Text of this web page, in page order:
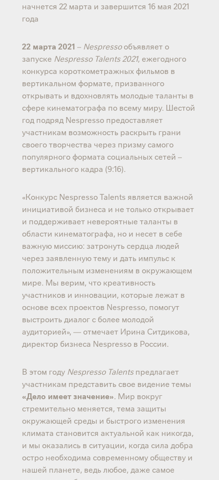
начнется 22 марта и завершится 16 мая 2021
года
22 марта 2021 – Nespressoобъявляет о
запуске Nespresso Talents 2021, ежегодного
конкурса короткометражных фильмов в
вертикальном формате, призванного
открывать и вдохновлять молодые таланты в
сфере кинематографа по всему миру. Шестой
год подряд Nespresso предоставляет
участникам возможность раскрыть грани
своего творчества через призму самого
популярного формата социальных сетей –
вертикального кадра (9:16).
«Конкурс Nespresso Talents является важной
инициативой бизнеса и не только открывает
и поддерживает невероятные таланты в
области кинематографа, но и несет в себе
важную миссию: затронуть сердца людей
через заявленную тему и дать импульс к
положительным изменениям в окружающем
мире. Мы верим, что креативность
участников и инновации, которые лежат в
основе всех проектов Nespresso, помогут
выстроить диалог с более молодой
аудиторией», — отмечает Ирина Ситдикова,
директор бизнеса Nespresso в России.
В этом году Nespresso Talentsпредлагает
участникам представить свое видение темы
«Дело имеет значение». Мир вокруг
стремительно меняется, тема защиты
окружающей среды и быстрого изменения
климата становится актуальной как никогда,
и мы оказались в ситуации, когда сила добра
остро необходима современному обществу и
нашей планете, ведь любое, даже самое